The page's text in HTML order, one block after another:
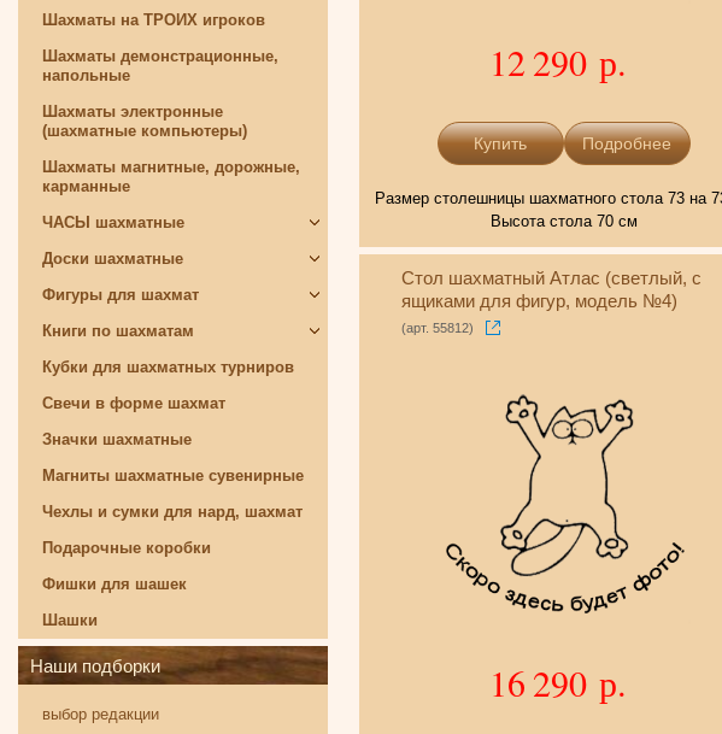
12 290 р.
Подробнее
Размер столешницы шахматного стола 73 на
Высота стола 70 см
Стол шахматный Атлас (светлый, с
ящиками для фигур, модель №4)
(арт. 55812)
16 290 р.
Шахматы на ТРОИХ игроков
Шахматы демонстрационные,
напольные
Шахматы электронные
(шахматные компьютеры)
Шахматы магнитные, дорожные,
карманные
ЧАСЫ шахматные
Доски шахматные
Фигуры для шахмат
Книги по шахматам
Кубки для шахматных турниров
Свечи в форме шахмат
Значки шахматные
Магниты шахматные сувенирные
Чехлы и сумки для нард, шахмат
Подарочные коробки
Фишки для шашек
Шашки
Наши подборки
выбор редакции